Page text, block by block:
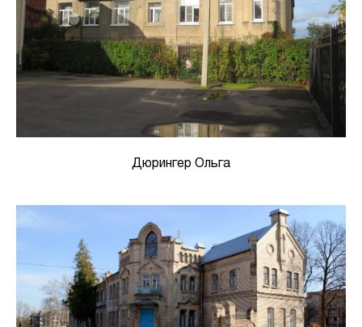
Дюрингер Ольга